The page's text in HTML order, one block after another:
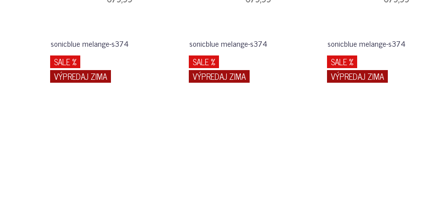
sonicblue melange-s374 sonicblue melange-s374 sonicblue melange-s374
SALE %
VÝPREDAJ ZIMA
SALE %
VÝPREDAJ ZIMA
SALE %
VÝPREDAJ ZIMA